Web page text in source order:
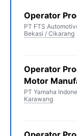
Operator
PT FTS
Bekasi / Cikarang
Operator
Motor
PT Yamaha
Karawang